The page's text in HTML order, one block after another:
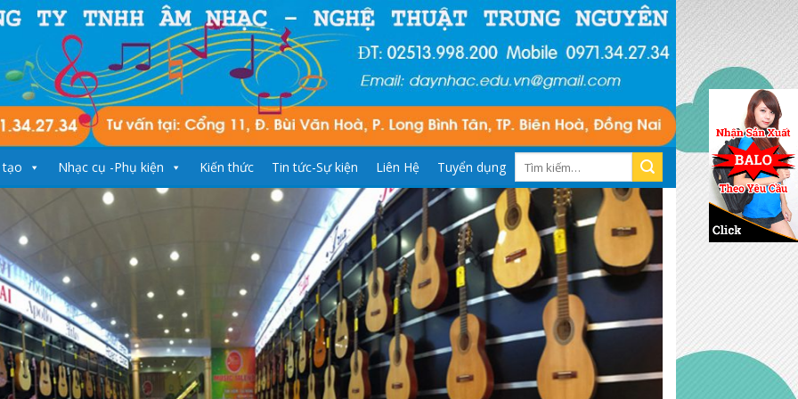
Nhạc cụ -Phụ kiện Kiến thức Tin tức-Sự kiện Liên Hệ Tuyển dụng
Tìm
kiếm: